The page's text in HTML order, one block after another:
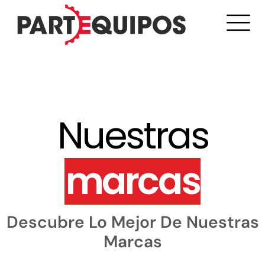
Nuestras
marcas
Descubre Lo Mejor De Nuestras
Marcas